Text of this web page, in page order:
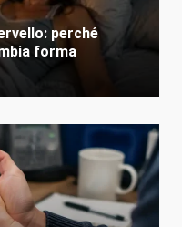
perché
forma